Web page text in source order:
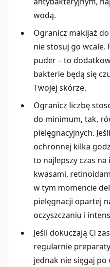
wodą.
Ogranicz makijaż
nie stosuj go wcale.
puder – to
bakterie będą się
Twojej skórze.
Ogranicz liczbę
do minimum, tak,
pielęgnacyjnych.
ochronnej kilka
to najlepszy czas
kwasami,
w tym momencie
pielęgnacji opartej
oczyszczaniu i
Jeśli dokuczają Ci
regularnie
jednak nie sięgaj po